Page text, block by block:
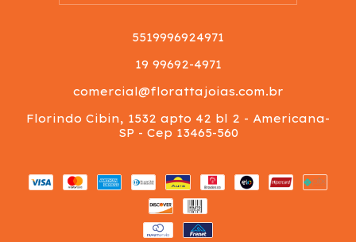
5519996924971
19 99692-4971
comercial@florattajoias.com.br
Florindo Cibin, 1532 apto 42 bl 2 - Americana-
SP - Cep 13465-560